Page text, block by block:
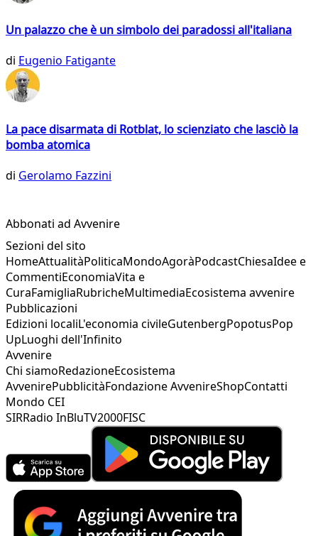
Un palazzo che è un simbolo dei paradossi all'italiana
di Eugenio Fatigante
La pace disarmata di Rotblat, lo scienziato che lasciò la
bomba atomica
di Gerolamo Fazzini
Abbonati ad Avvenire
Sezioni del sito
HomeAttualitàPoliticaMondoAgoràPodcastChiesaIdee e
CommentiEconomiaVita e
CuraFamigliaRubricheMultimediaEcosistema avvenire
Pubblicazioni
Edizioni localiL'economia civileGutenbergPopotusPop
UpLuoghi dell'Infinito
Avvenire
Chi siamoRedazioneEcosistema
AvvenirePubblicitàFondazione AvvenireShopContatti
Mondo CEI
SIRRadio InBluTV2000FISC